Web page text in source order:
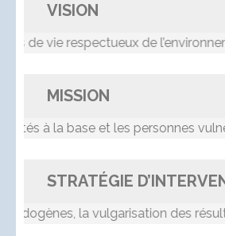
VISION
respectueux de
MISSION
la base et les personnes
STRATÉGIE
la vulgarisation des résultats